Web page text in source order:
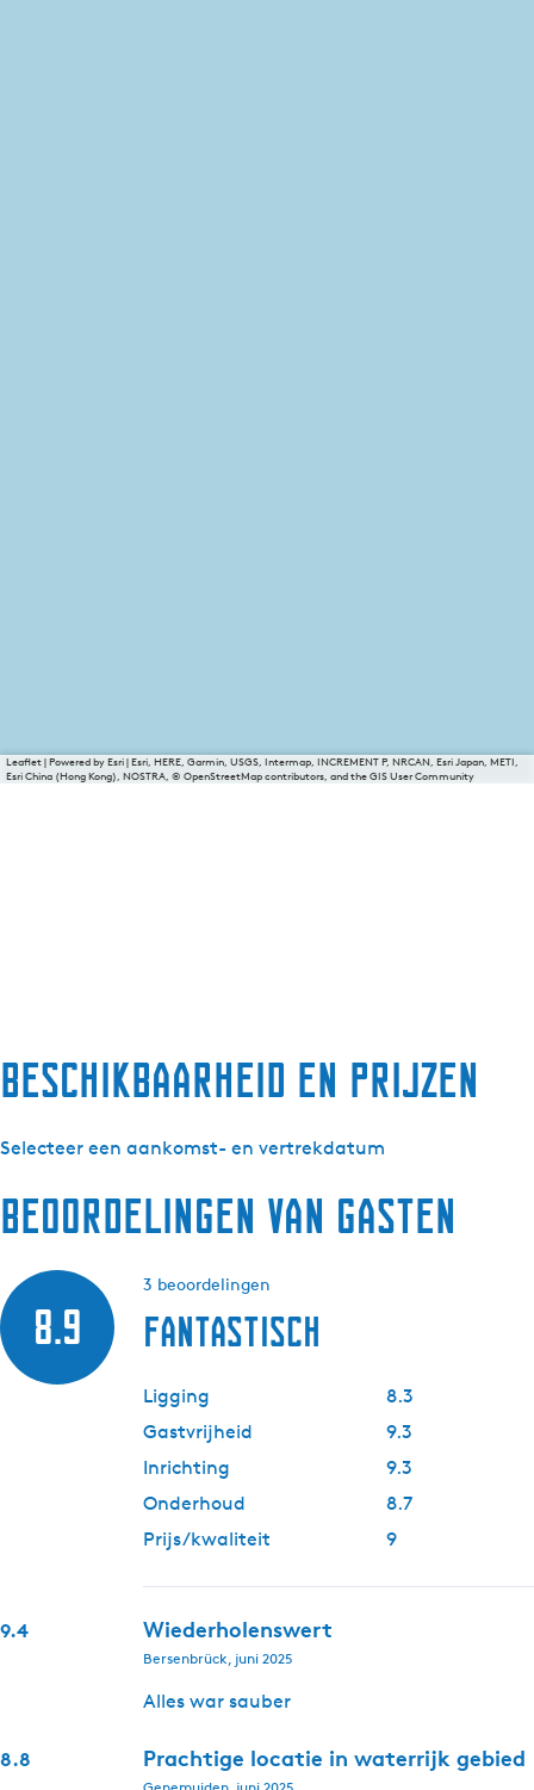
Leaflet|Powered by Esri | Esri, HERE, Garmin, USGS, Intermap, INCREMENT P, NRCAN, Esri Japan, METI,
Esri China (Hong Kong), NOSTRA, © OpenStreetMap contributors, and the GIS User Community
Beschikbaarheid en prijzen
Selecteer een aankomst- en vertrekdatum
Beoordelingen van gasten
8.9
3 beoordelingen
Fantastisch
Ligging
8.3
Gastvrijheid
9.3
Inrichting
9.3
Onderhoud
8.7
Prijs/kwaliteit
9
9.4 Wiederholenswert
Bersenbrück, juni 2025
Alles war sauber
8.8 Prachtige locatie in waterrijk gebied